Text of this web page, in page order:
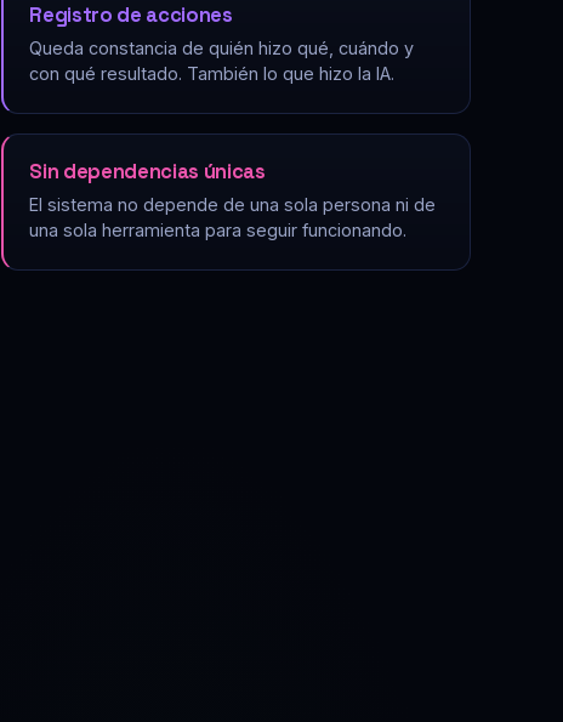
Registro de acciones
Queda constancia de quién hizo qué, cuándo y
con qué resultado. También lo que hizo la IA.
Sin dependencias únicas
El sistema no depende de una sola persona ni de
una sola herramienta para seguir funcionando.